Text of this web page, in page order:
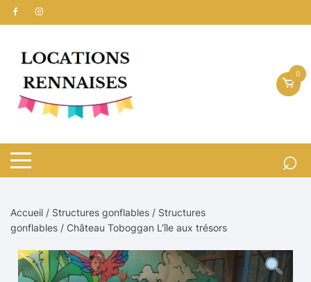
Aller
au
0
Accueil / Structures gonflables / Structures
gonflables / Château Toboggan L’île aux trésors